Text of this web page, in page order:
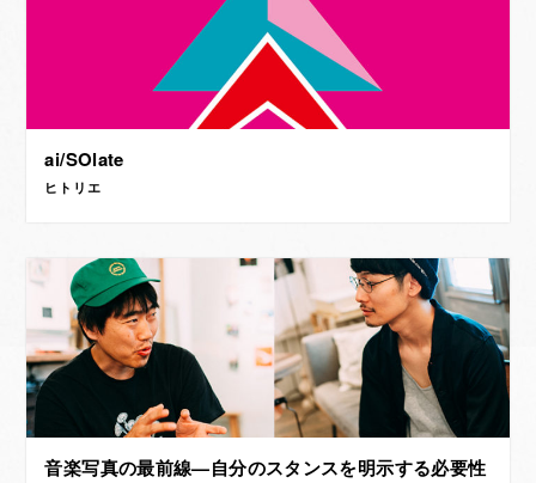
ai/SOlate
ヒトリエ
音楽写真の最前線—自分のスタンスを明示する必要性